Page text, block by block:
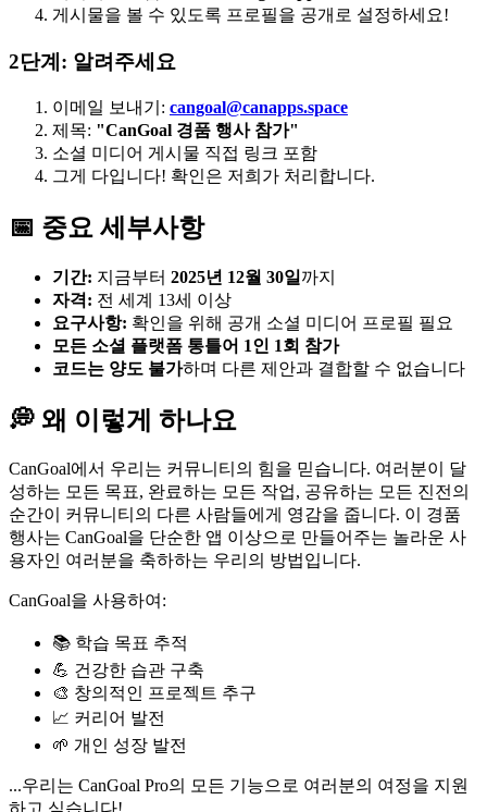
게시물을 볼 수 있도록 프로필을 공개로 설정하세요!
2단계: 알려주세요
이메일 보내기: cangoal@canapps.space
제목: "CanGoal 경품 행사 참가"
소셜 미디어 게시물 직접 링크 포함
그게 다입니다! 확인은 저희가 처리합니다.
📅 중요 세부사항
기간: 지금부터 2025년 12월 30일 까지
자격: 전 세계 13세 이상
요구사항: 확인을 위해 공개 소셜 미디어 프로필 필요
모든 소셜 플랫폼 통틀어 1인 1회 참가
코드는 양도 불가하며 다른 제안과 결합할 수 없습니다
💭 왜 이렇게 하나요
CanGoal에서 우리는 커뮤니티의 힘을 믿습니다. 여러분이 달
성하는 모든 목표, 완료하는 모든 작업, 공유하는 모든 진전의
순간이 커뮤니티의 다른 사람들에게 영감을 줍니다. 이 경품
행사는 CanGoal을 단순한 앱 이상으로 만들어주는 놀라운 사
용자인 여러분을 축하하는 우리의 방법입니다.
CanGoal을 사용하여:
📚 학습 목표 추적
💪 건강한 습관 구축
🎨 창의적인 프로젝트 추구
📈 커리어 발전
🌱 개인 성장 발전
...우리는 CanGoal Pro의 모든 기능으로 여러분의 여정을 지원